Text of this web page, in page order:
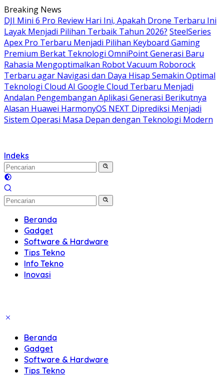
Langsung
ke
konten
Breaking News
DJI Mini 6 Pro Review Hari Ini, Apakah Drone Terbaru Ini
Layak Menjadi Pilihan Terbaik Tahun 2026? SteelSeries
Apex Pro Terbaru Menjadi Pilihan Keyboard Gaming
Premium Berkat Teknologi OmniPoint Generasi Baru
Rahasia Mengoptimalkan Robot Vacuum Roborock
Terbaru agar Navigasi dan Daya Hisap Semakin Optimal
Teknologi Cloud AI Google Cloud Terbaru Menjadi
Andalan Pengembangan Aplikasi Generasi Berikutnya
Alasan Huawei HarmonyOS NEXT Diprediksi Menjadi
Sistem Operasi Masa Depan dengan Teknologi Modern
Indeks
Beranda
Gadget
Software & Hardware
Tips Tekno
Info Tekno
Inovasi
Beranda
Gadget
Software & Hardware
Tips Tekno